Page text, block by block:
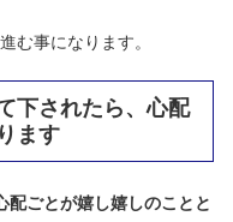
む事になります。
下されたら、心配
ます
配ごとが嬉し嬉しのことと